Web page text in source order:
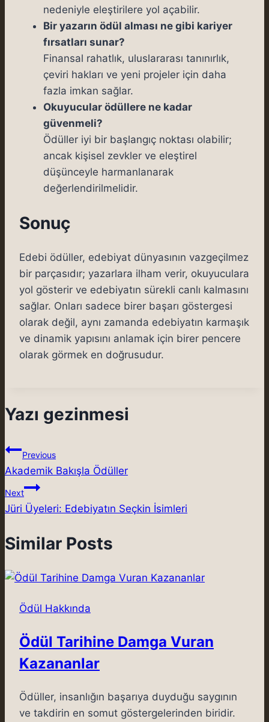
nedeniyle eleştirilere yol açabilir.
Bir yazarın ödül alması ne gibi kariyer
fırsatları sunar?
Finansal rahatlık, uluslararası tanınırlık,
çeviri hakları ve yeni projeler için daha
fazla imkan sağlar.
Okuyucular ödüllere ne kadar
güvenmeli?
Ödüller iyi bir başlangıç noktası olabilir;
ancak kişisel zevkler ve eleştirel
düşünceyle harmanlanarak
değerlendirilmelidir.
Sonuç
Edebi ödüller, edebiyat dünyasının vazgeçilmez
bir parçasıdır; yazarlara ilham verir, okuyuculara
yol gösterir ve edebiyatın sürekli canlı kalmasını
sağlar. Onları sadece birer başarı göstergesi
olarak değil, aynı zamanda edebiyatın karmaşık
ve dinamik yapısını anlamak için birer pencere
olarak görmek en doğrusudur.
Yazı gezinmesi
Previous
Akademik Bakışla Ödüller
Next
Jüri Üyeleri: Edebiyatın Seçkin İsimleri
Similar Posts
Ödül Hakkında
Ödül Tarihine Damga Vuran
Kazananlar
Ödüller, insanlığın başarıya duyduğu saygının
ve takdirin en somut göstergelerinden biridir.